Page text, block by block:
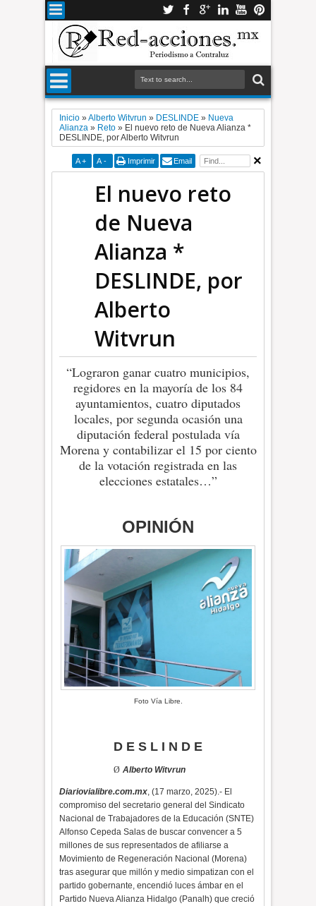
Inicio »Alberto Witvrun » DESLINDE » Nueva
Alianza » Reto » El nuevo reto de Nueva Alianza *
DESLINDE, por Alberto Witvrun
A + A - Imprimir Email
El nuevo reto
de Nueva
Alianza *
DESLINDE, por
Alberto
Witvrun
“Lograron ganar cuatro municipios,
regidores en la mayoría de los 84
ayuntamientos, cuatro diputados
locales, por segunda ocasión una
diputación federal postulada vía
Morena y contabilizar el 15 por ciento
de la votación registrada en las
elecciones estatales…”
OPINIÓN
Foto Vía Libre.
D E S L I N D E
Ø Alberto Witvrun
Diariovialibre.com.mx, (17 marzo, 2025).- El
compromiso del secretario general del Sindicato
Nacional de Trabajadores de la Educación (SNTE)
Alfonso Cepeda Salas de buscar convencer a 5
millones de sus representados de afiliarse a
Movimiento de Regeneración Nacional (Morena)
tras asegurar que millón y medio simpatizan con el
partido gobernante, encendió luces ámbar en el
Partido Nueva Alianza Hidalgo (Panalh) que creció